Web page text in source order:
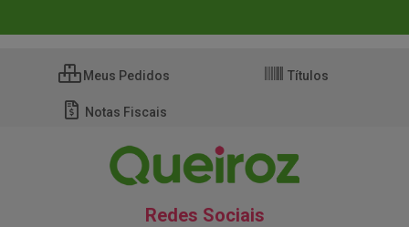
Meus Pedidos Títulos
Notas Fiscais
Redes Sociais